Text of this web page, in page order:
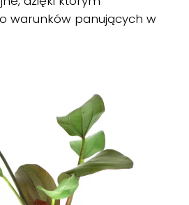
warunków panujących w